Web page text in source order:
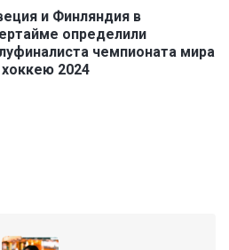
и Финляндия в
определили
чемпионата мира
2024